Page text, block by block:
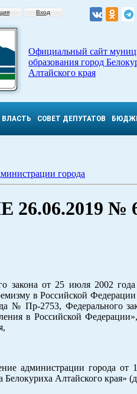
Вход
Официальный сайт
образования город
Алтайского края
ВЛАСТЬ СОВЕТ ДЕПУТАТОВ
города
№
закона от 25 июля 2002
в Российской
№ Пр-2753, Федерального
в Российской
города от
Белокуриха Алтайского края»